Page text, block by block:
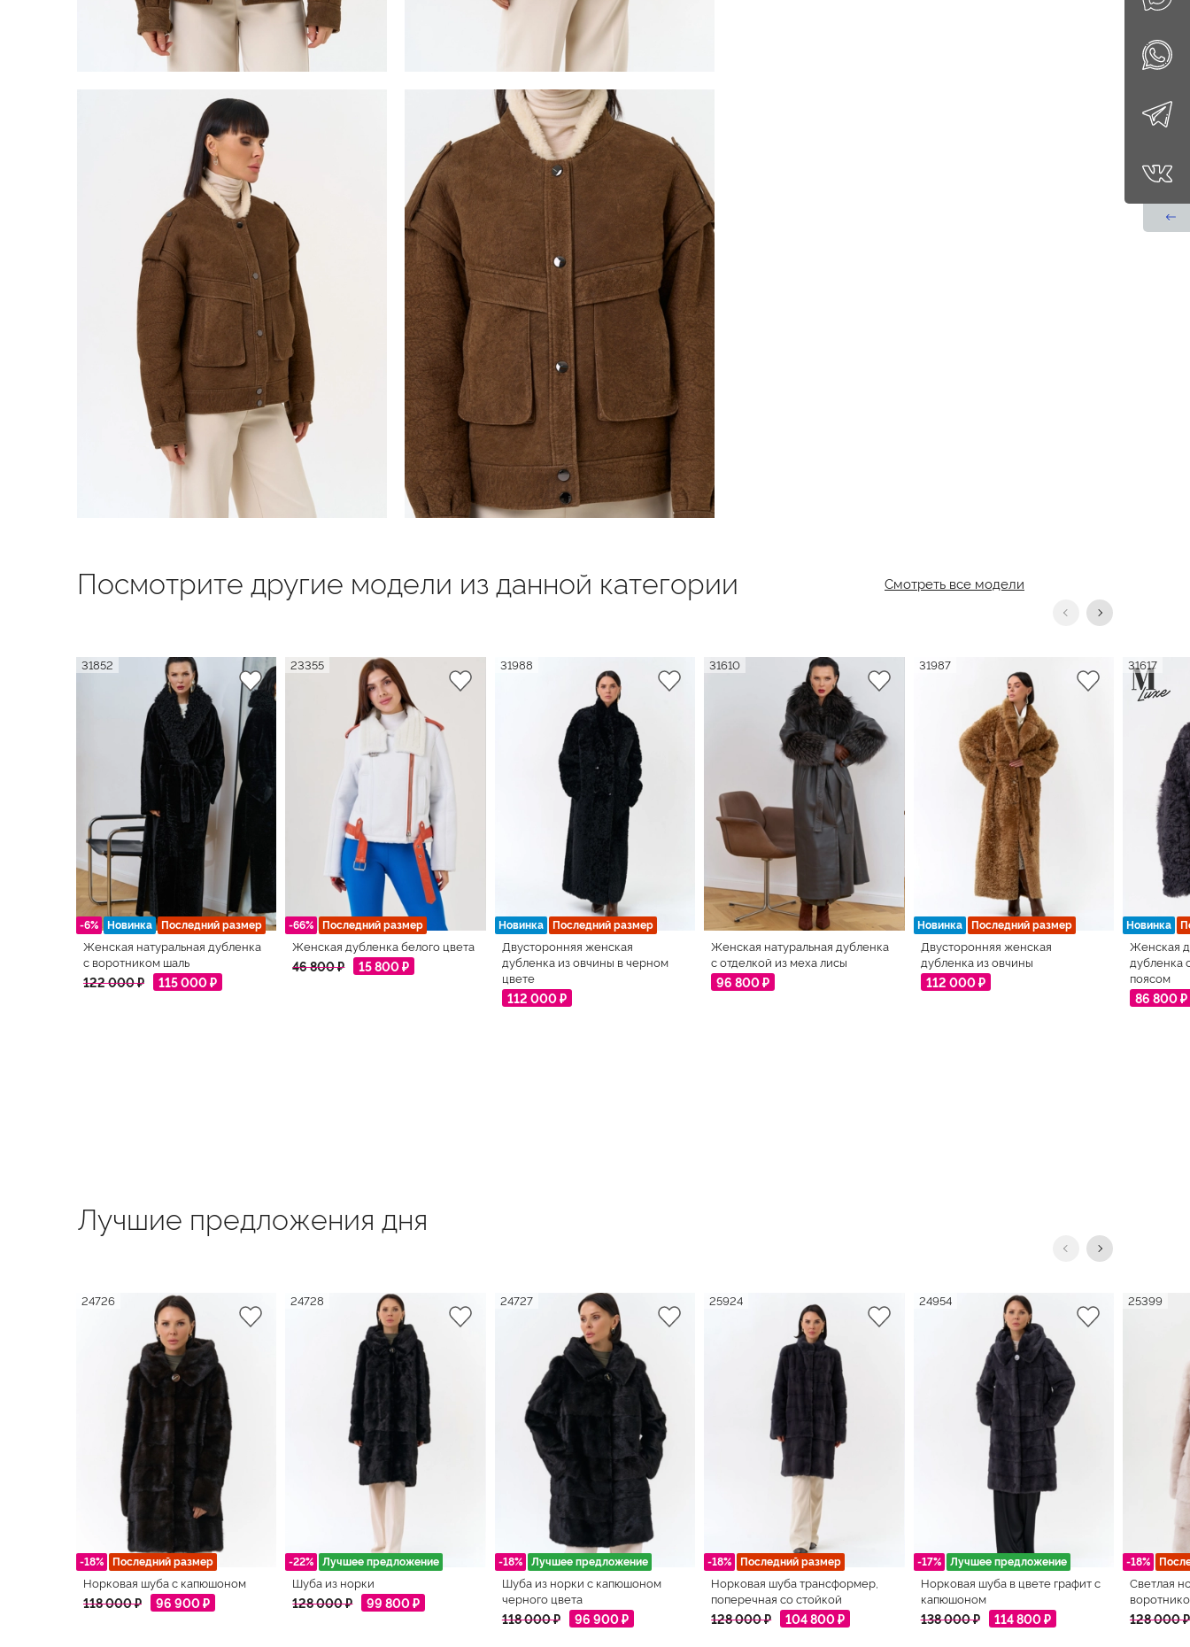
Посмотрите другие модели из данной категории Смотреть все модели
-6% Новинка Последний размер
31852
Женская натуральная дубленка
с воротником шаль
122 000 ₽ 115 000 ₽
-66% Последний размер
23355
Женская дубленка белого цвета
46 800 ₽ 15 800 ₽
Новинка Последний размер
31988
Двусторонняя женская
дубленка из овчины в черном
цвете
112 000 ₽
31610
Женская натуральная дубленка
с отделкой из меха лисы
96 800 ₽
Новинка Последний размер
31987
Двусторонняя женская
дубленка из овчины
112 000 ₽
Новинка
31617
Женская
дубленка
поясом
86 800 ₽
Лучшие предложения дня
-18% Последний размер
24726
Норковая шуба с капюшоном
118 000 ₽ 96 900 ₽
-22% Лучшее предложение
24728
Шуба из норки
128 000 ₽ 99 800 ₽
-18% Лучшее предложение
24727
Шуба из норки с капюшоном
черного цвета
118 000 ₽ 96 900 ₽
-18% Последний размер
25924
Норковая шуба трансформер,
поперечная со стойкой
128 000 ₽ 104 800 ₽
-17% Лучшее предложение
24954
Норковая шуба в цвете графит с
капюшоном
138 000 ₽ 114 800 ₽
-18%
25399
Светлая
128 000 ₽